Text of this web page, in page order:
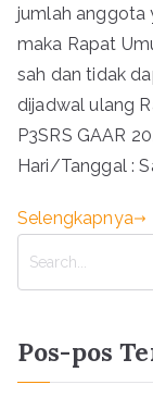
jumlah anggota
maka Rapat
sah dan tidak
dijadwal ulang
P3SRS GAAR
Hari/Tanggal :
Selengkapnya
Pos-pos